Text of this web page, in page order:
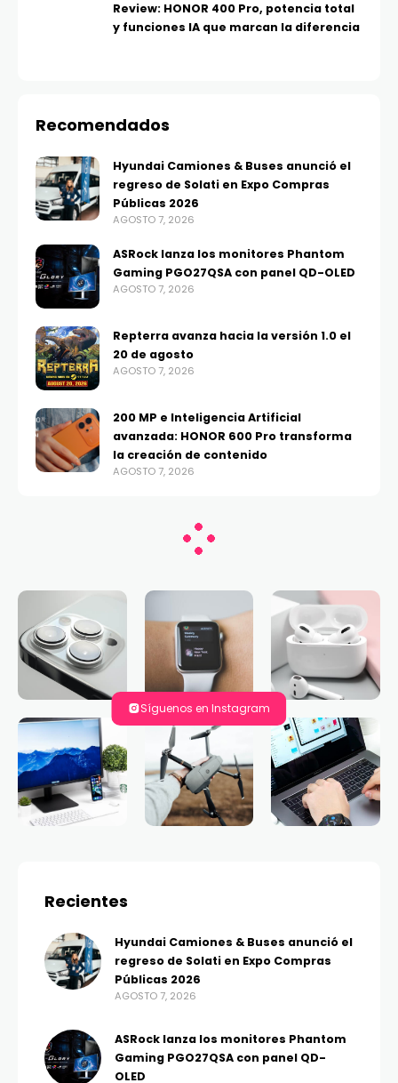
Review: HONOR 400 Pro, potencia total
y funciones IA que marcan la diferencia
Recomendados
Hyundai Camiones & Buses anunció el
regreso de Solati en Expo Compras
Públicas 2026
AGOSTO 7, 2026
ASRock lanza los monitores Phantom
Gaming PGO27QSA con panel QD-OLED
AGOSTO 7, 2026
Repterra avanza hacia la versión 1.0 el
20 de agosto
AGOSTO 7, 2026
200 MP e Inteligencia Artificial
avanzada: HONOR 600 Pro transforma
la creación de contenido
AGOSTO 7, 2026
Síguenos en Instagram
Recientes
Hyundai Camiones & Buses anunció el
regreso de Solati en Expo Compras
Públicas 2026
AGOSTO 7, 2026
ASRock lanza los monitores Phantom
Gaming PGO27QSA con panel QD-
OLED